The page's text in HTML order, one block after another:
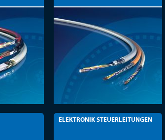
ELEKTRONIK STEUERLEITUNGEN